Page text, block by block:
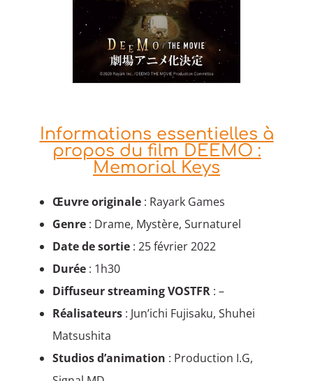
Informations essentielles à
propos du film DEEMO :
Memorial Keys
Œuvre originale : Rayark Games
Genre : Drame, Mystère, Surnaturel
Date de sortie : 25 février 2022
Durée : 1h30
Diffuseur streaming VOSTFR : –
Réalisateurs : Jun’ichi Fujisaku, Shuhei
Matsushita
Studios d’animation : Production I.G,